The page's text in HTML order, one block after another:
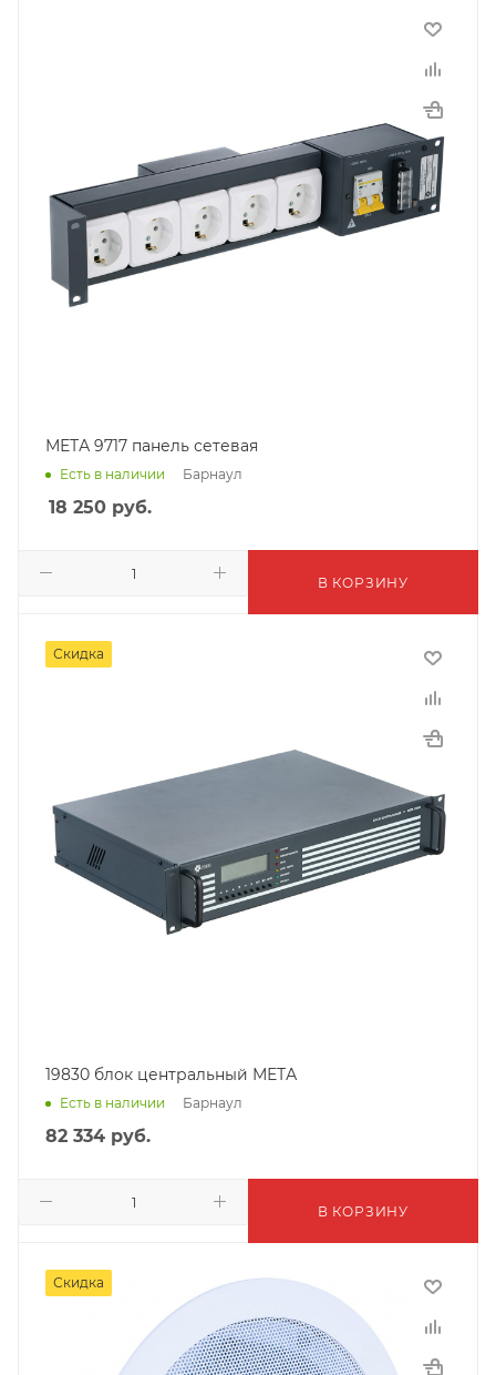
МЕТА 9717 панель сетевая
Есть в наличии Барнаул
18 250 руб.
В КОРЗИНУ
Скидка
19830 блок центральный МЕТА
Есть в наличии Барнаул
82 334 руб.
В КОРЗИНУ
Скидка